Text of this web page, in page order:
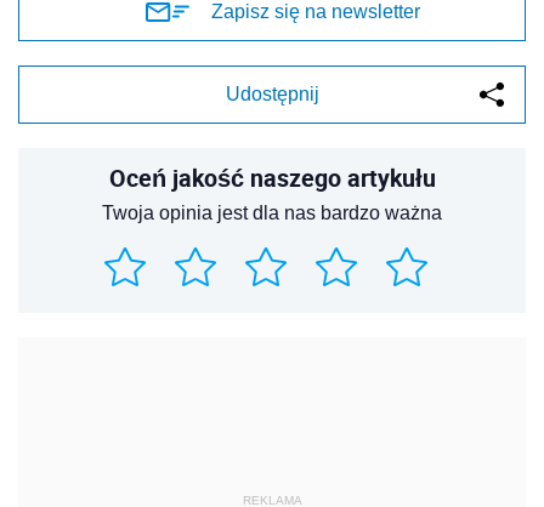
Zapisz się na newsletter
Udostępnij
Oceń jakość naszego artykułu
Twoja opinia jest dla nas bardzo ważna
REKLAMA